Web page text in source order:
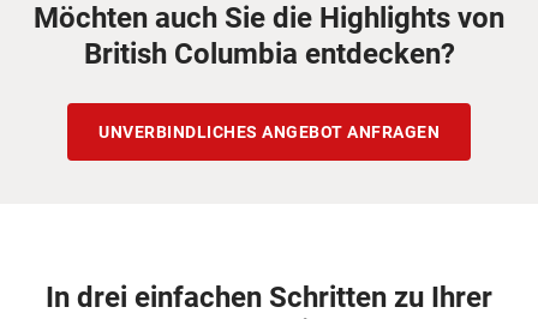
Möchten auch Sie die Highlights von
British Columbia entdecken?
UNVERBINDLICHES ANGEBOT ANFRAGEN
In drei einfachen Schritten zu Ihrer